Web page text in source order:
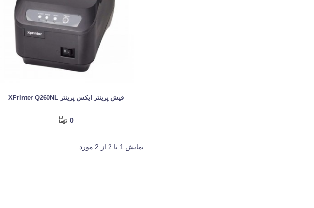
فیش پرینتر ایکس پرینتر XPrinter Q260NL
0
نمایش 1 تا 2 از 2 مورد